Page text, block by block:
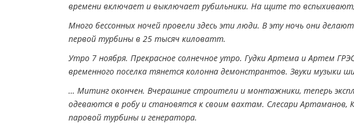
времени включает и выключает рубильники. На щите то
Много бессонных ночей провели здесь эти люди. В эту ночь они
первой турбины в 25 тысяч киловатт.
Утро 7 ноября. Прекрасное солнечное утро. Гудки Артема и Артем
временного поселка тянется колонна демонстрантов. Звуки музыки
… Митинг окончен. Вчерашние строители и монтажники, теперь
одеваются в робу и становятся к своим вахтам. Слесари Артаманов,
паровой турбины и генератора.